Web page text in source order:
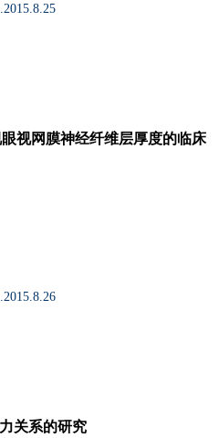
视网膜神经纤维层厚度的临床
关系的研究